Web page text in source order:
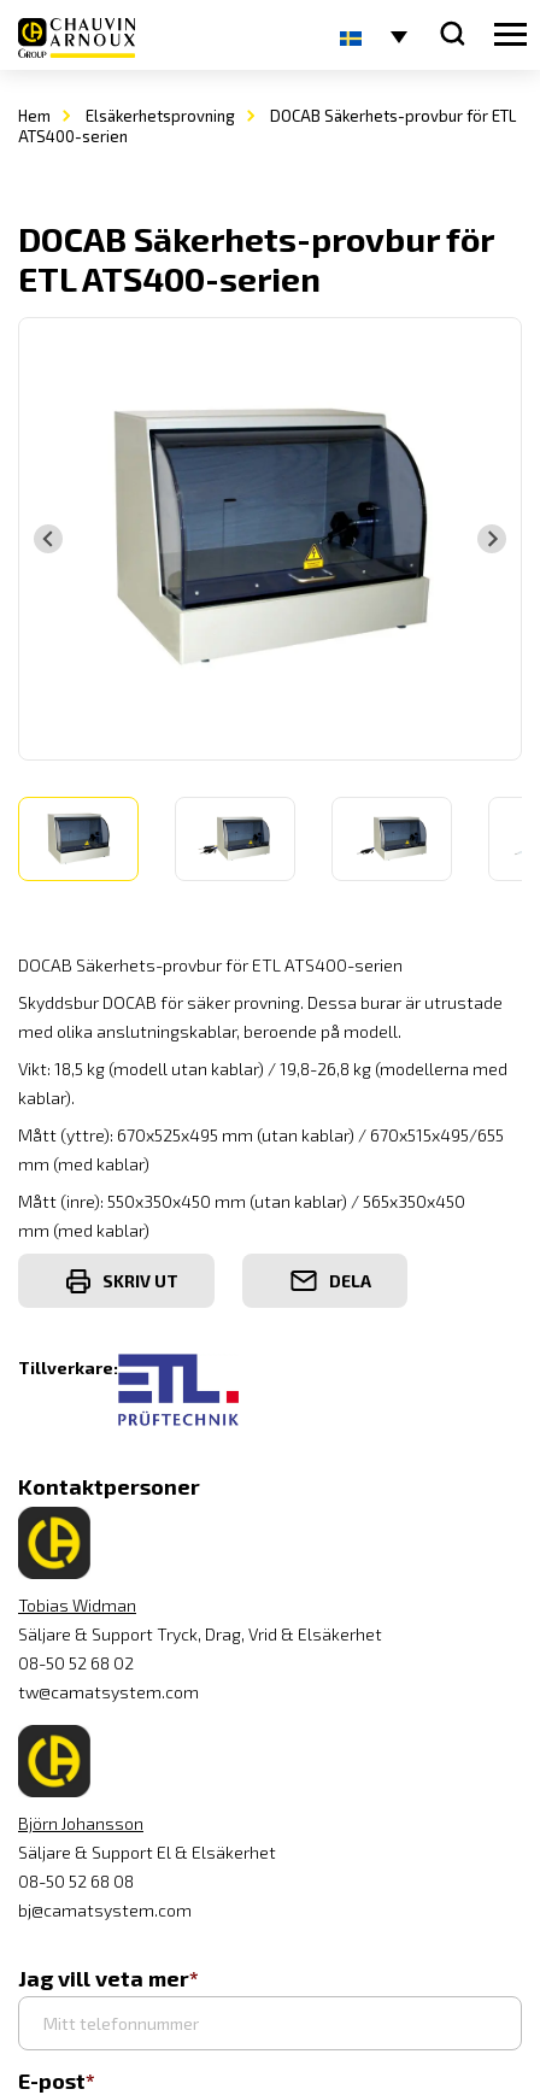
Hem Elsäkerhetsprovning
DOCAB Säkerhets-provbur för ETL
ATS400-serien
DOCAB Säkerhets-provbur för
ETL ATS400-serien
DOCAB Säkerhets-provbur för ETL ATS400-serien
Skyddsbur DOCAB för säker provning. Dessa burar är utrustade
med olika anslutningskablar, beroende på modell.
Vikt: 18,5 kg (modell utan kablar) / 19,8-26,8 kg (modellerna med
kablar).
Mått (yttre): 670x525x495 mm (utan kablar) / 670x515x495/655
mm (med kablar)
Mått (inre): 550x350x450 mm (utan kablar) / 565x350x450
mm (med kablar)
SKRIV UT DELA
Tillverkare:
Kontaktpersoner
Tobias Widman
Säljare & Support Tryck, Drag, Vrid & Elsäkerhet
08-50 52 68 02
tw@camatsystem.com
Björn Johansson
Säljare & Support El & Elsäkerhet
08-50 52 68 08
bj@camatsystem.com
Jag vill veta mer
E-post